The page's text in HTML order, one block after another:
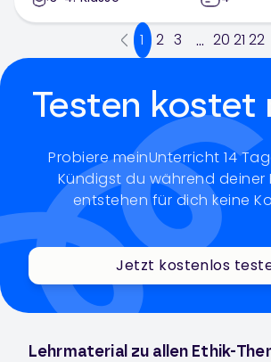
1 2 3 ... 20 21 22
Testen kostet
Probiere meinUnterricht 14
Kündigst du während deiner
entstehen für dich keine
Jetzt kostenlos
Lehrmaterial zu allen Ethik-